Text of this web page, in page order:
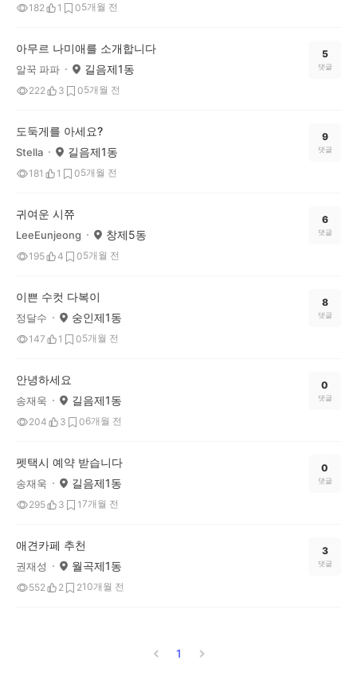
182 1 05개월 전
아무르 나미애를 소개합니다
알꾹 파파 길음제1동
222 3 05개월 전
5
댓글
도둑게를 아세요?
Stella 길음제1동
181 1 05개월 전
9
댓글
귀여운 시쮸
LeeEunjeong 창제5동
195 4 05개월 전
6
댓글
이쁜 수컷 다복이
정달수 숭인제1동
147 1 05개월 전
8
댓글
안녕하세요
송재욱 길음제1동
204 3 06개월 전
0
댓글
펫택시 예약 받습니다
송재욱 길음제1동
295 3 17개월 전
0
댓글
애견카페 추천
권재성 월곡제1동
552 2 210개월 전
3
댓글
1